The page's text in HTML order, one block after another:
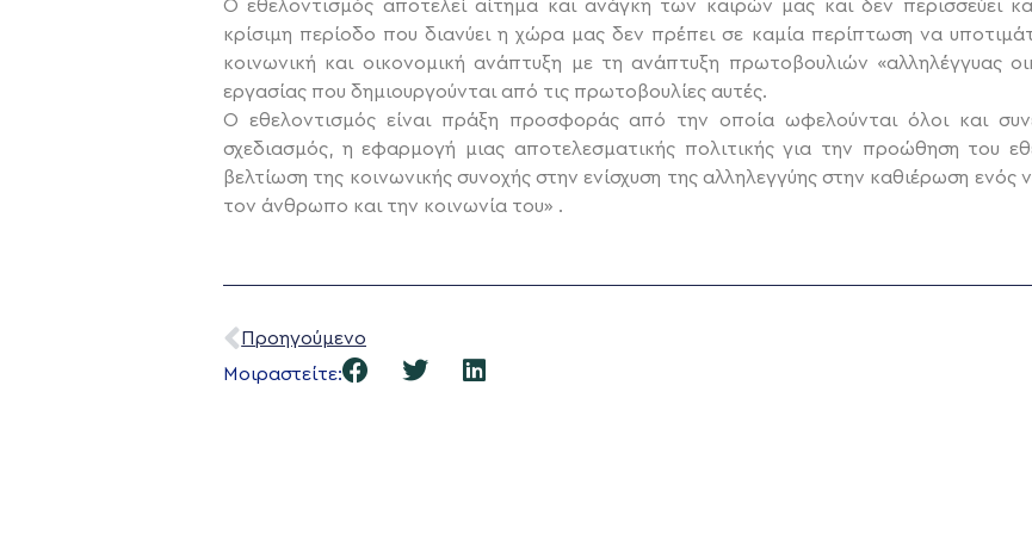
Ο εθελοντισμός αποτελεί αίτημα και ανάγκη των καιρών μας και δεν περισσεύει
κρίσιμη περίοδο που διανύει η χώρα μας δεν πρέπει σε καμία περίπτωση να
κοινωνική και οικονομική ανάπτυξη με τη ανάπτυξη πρωτοβουλιών «αλληλέγγυας
εργασίας που δημιουργούνται από τις πρωτοβουλίες αυτές.
Ο εθελοντισμός είναι πράξη προσφοράς από την οποία ωφελούνται όλοι και
σχεδιασμός, η εφαρμογή μιας αποτελεσματικής πολιτικής για την προώθηση του
βελτίωση της κοινωνικής συνοχής στην ενίσχυση της αλληλεγγύης στην καθιέρωση ενός
τον άνθρωπο και την κοινωνία του» .
Προηγούμενο
Μοιραστείτε: